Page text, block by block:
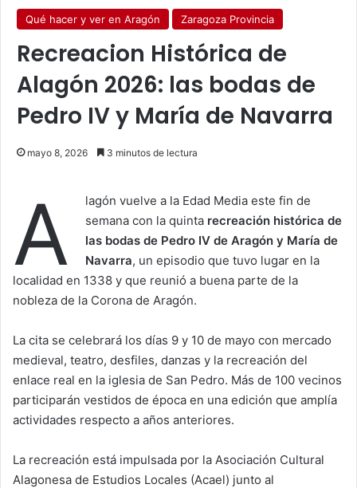
Qué hacer y ver en Aragón Zaragoza Provincia
Recreacion Histórica de
Alagón 2026: las bodas de
Pedro IV y María de Navarra
mayo 8, 2026 3 minutos de lectura
A
lagón vuelve a la Edad Media este fin de
semana con la quinta recreación histórica de
las bodas de Pedro IV de Aragón y María de
Navarra, un episodio que tuvo lugar en la
localidad en 1338 y que reunió a buena parte de la
nobleza de la Corona de Aragón.
La cita se celebrará los días 9 y 10 de mayo con mercado
medieval, teatro, desfiles, danzas y la recreación del
enlace real en la iglesia de San Pedro. Más de 100 vecinos
participarán vestidos de época en una edición que amplía
actividades respecto a años anteriores.
La recreación está impulsada por la Asociación Cultural
Alagonesa de Estudios Locales (Acael) junto al